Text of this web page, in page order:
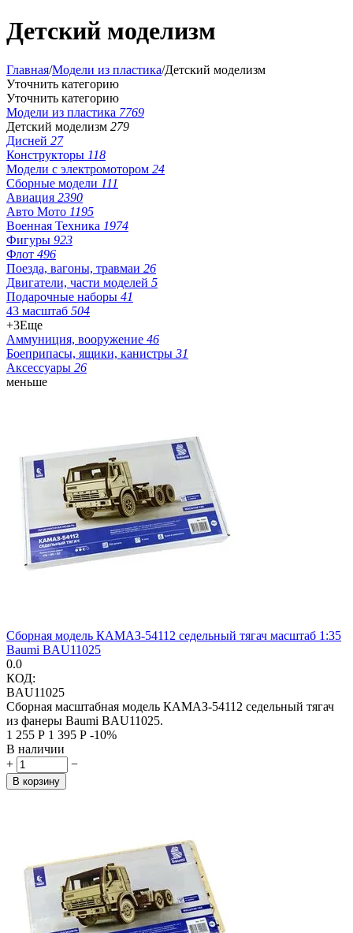
Детский моделизм
Главная/Модели из пластика/Детский моделизм
Уточнить категорию
Уточнить категорию
Модели из пластика 7769
Детский моделизм 279
Дисней 27
Конструкторы 118
Модели с электромотором 24
Сборные модели 111
Авиация 2390
Авто Мото 1195
Военная Техника 1974
Фигуры 923
Флот 496
Поезда, вагоны, травмаи 26
Двигатели, части моделей 5
Подарочные наборы 41
43 масштаб 504
+3Еще
Аммуниция, вооружение 46
Боеприпасы, ящики, канистры 31
Аксессуары 26
меньше
Сборная модель КАМАЗ-54112 седельный тягач масштаб 1:35
Baumi BAU11025
0.0
КОД:
BAU11025
Сборная масштабная модель КАМАЗ-54112 седельный тягач
из фанеры Baumi BAU11025.
1 255 Р 1 395 Р -10%
В наличии
+
−
В корзину